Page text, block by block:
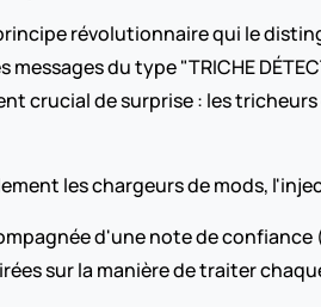
révolutionnaire qui le
du type "TRICHE
crucial de surprise : les
les chargeurs de mods,
d'une note de confiance
sur la manière de traiter